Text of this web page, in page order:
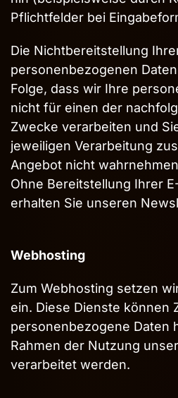
Pflichtfelder bei
Die Nichtbereitstellung
personenbezogenen
Folge, dass wir Ihre
nicht für einen der
Zwecke verarbeiten und
jeweiligen Verarbeitung
Angebot nicht
Ohne Bereitstellung Ihrer
erhalten Sie unseren
Webhosting
Zum Webhosting setzen
ein. Diese Dienste können
personenbezogene Daten
Rahmen der Nutzung
verarbeitet werden.